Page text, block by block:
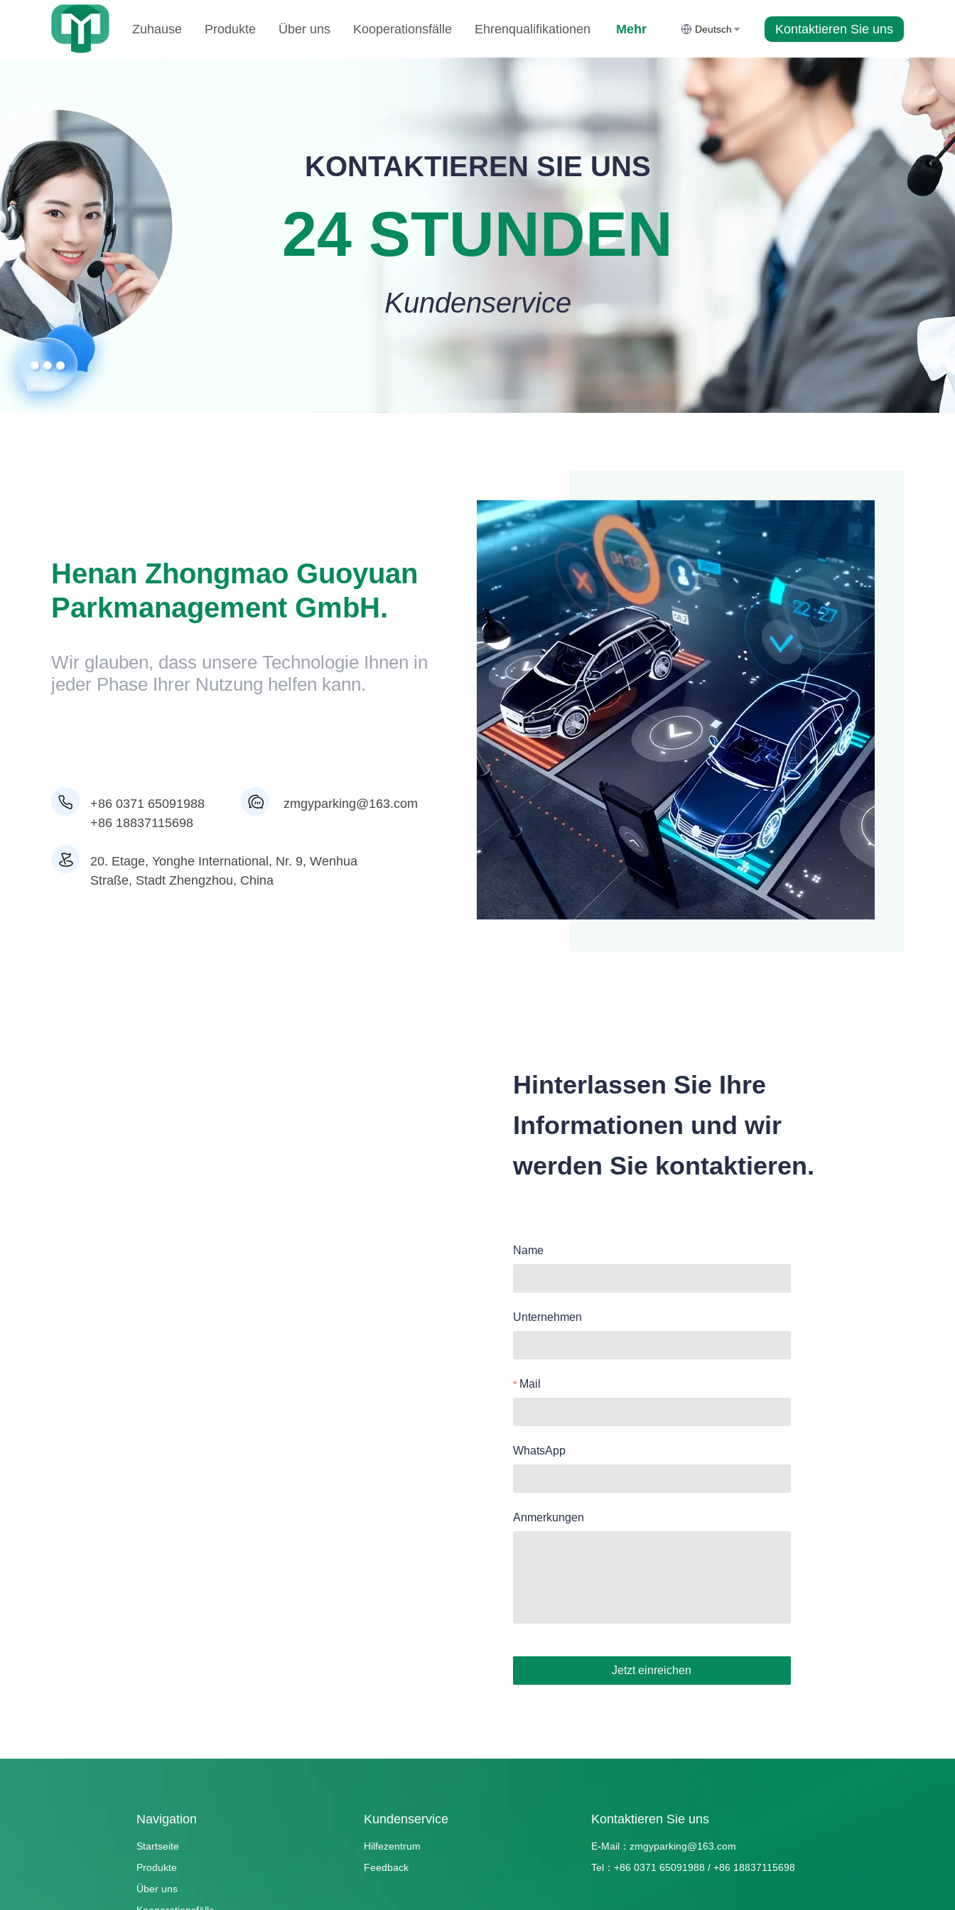
Zuhause Produkte Über uns Kooperationsfälle Ehrenqualifikationen Mehr Deutsch Kontaktieren Sie uns
24 STUNDEN
Kundenservice
KONTAKTIEREN SIE UNS
Henan Zhongmao Guoyuan
Parkmanagement GmbH.
Wir glauben, dass unsere Technologie Ihnen in
jeder Phase Ihrer Nutzung helfen kann.
+86 0371 65091988
+86 18837115698
zmgyparking@163.com
20. Etage, Yonghe International, Nr. 9, Wenhua
Straße, Stadt Zhengzhou, China
Hinterlassen Sie Ihre
Informationen und wir
werden Sie kontaktieren.
Name
Unternehmen
Mail
WhatsApp
Anmerkungen
Jetzt einreichen
Navigation
Startseite
Produkte
Über uns
Kundenservice
Hilfezentrum
Feedback
Kontaktieren Sie uns
E-Mail：zmgyparking@163.com
Tel：+86 0371 65091988 / +86 18837115698